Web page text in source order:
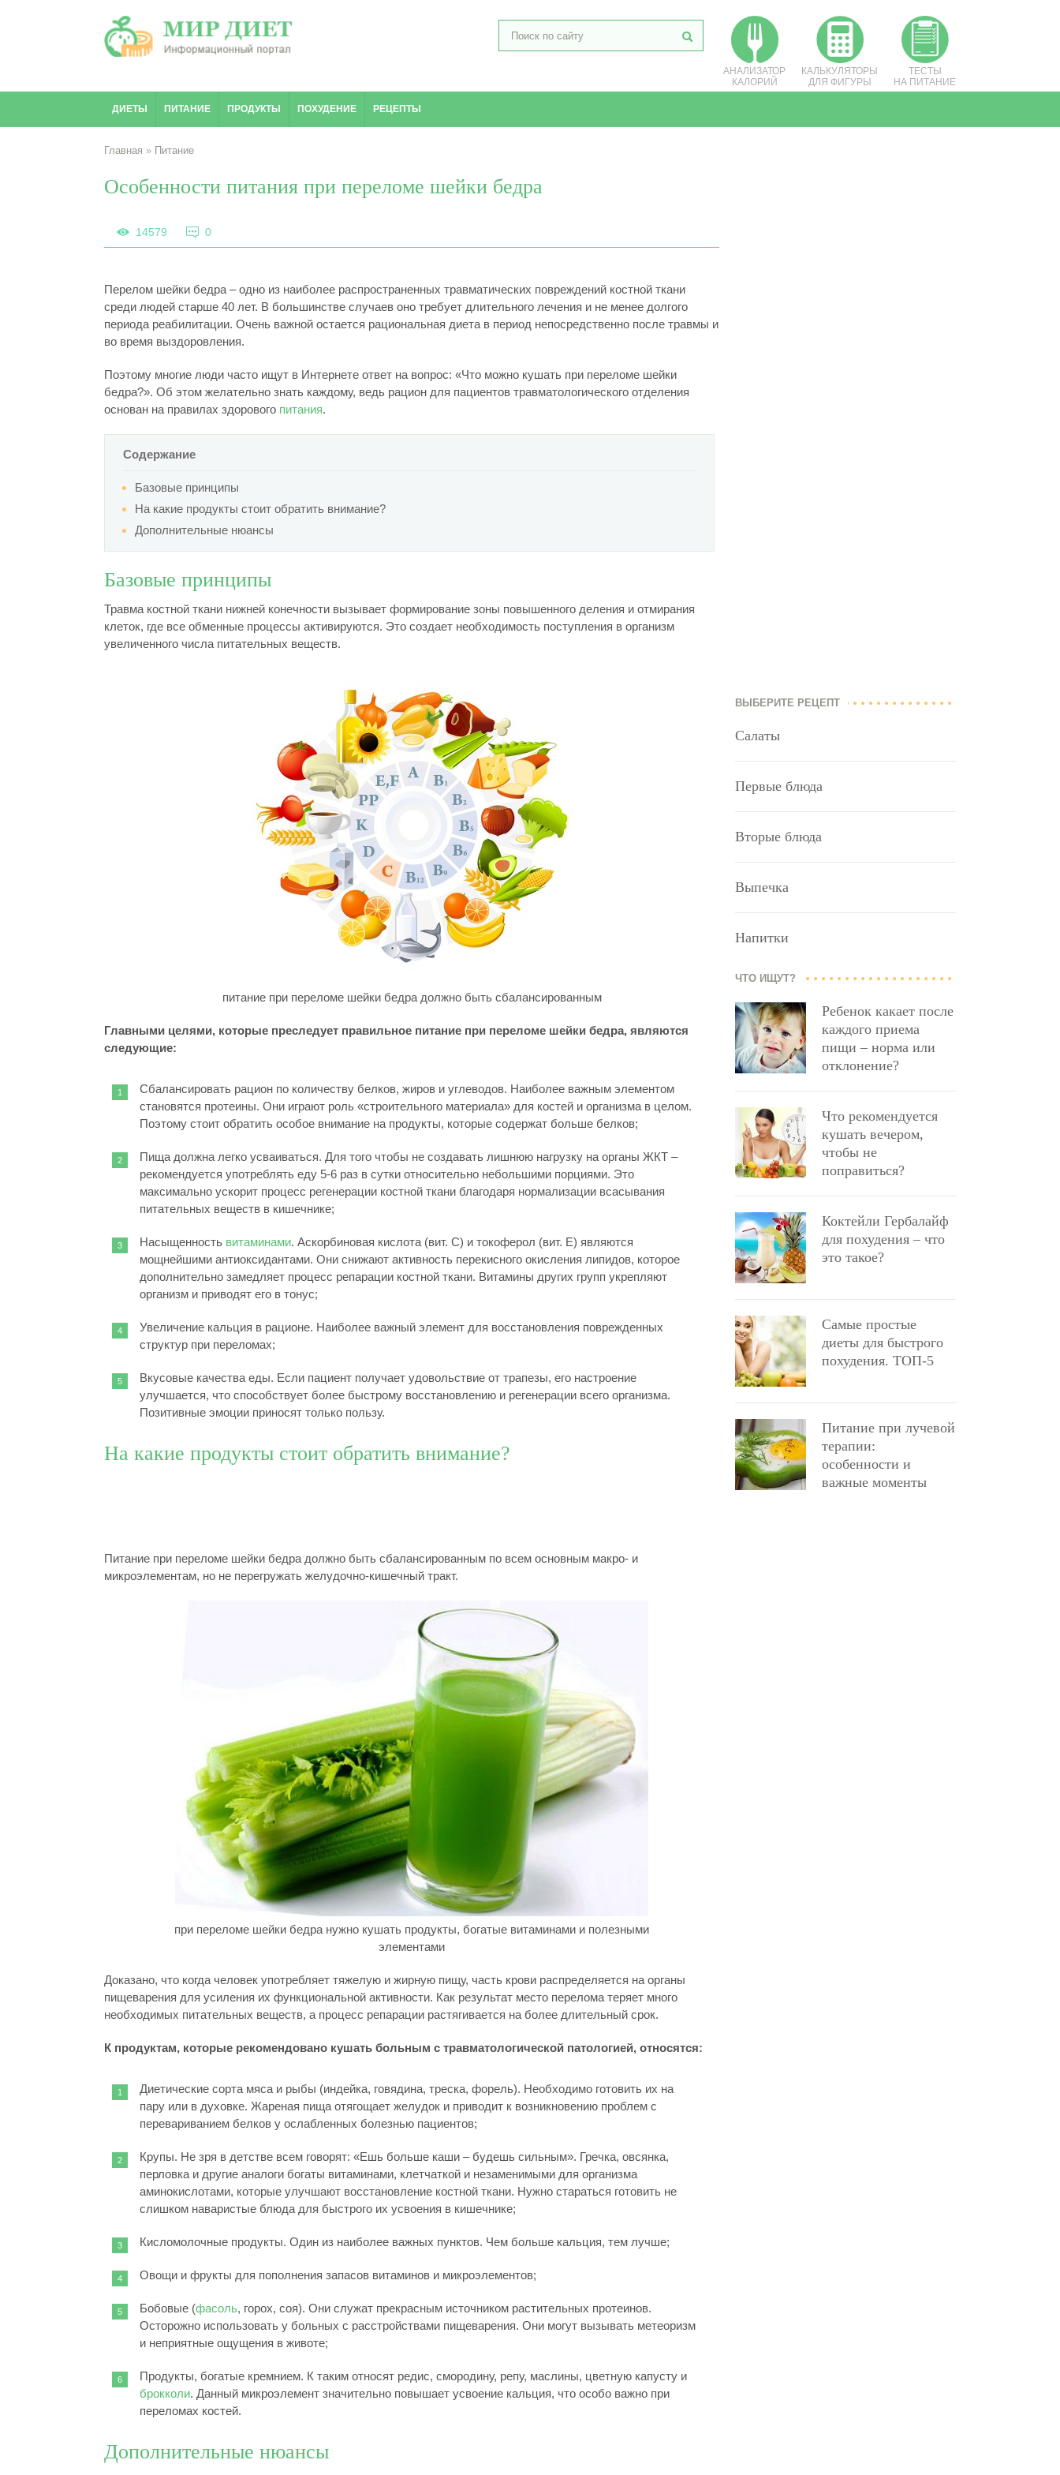
АНАЛИЗАТОР
КАЛОРИЙ
КАЛЬКУЛЯТОРЫ
ДЛЯ ФИГУРЫ
ТЕСТЫ
НА ПИТАНИЕ
ДИЕТЫ ПИТАНИЕ ПРОДУКТЫ ПОХУДЕНИЕ РЕЦЕПТЫ
Главная » Питание
Особенности питания при переломе шейки бедра
14579 0
Перелом шейки бедра – одно из наиболее распространенных травматических повреждений костной ткани
среди людей старше 40 лет. В большинстве случаев оно требует длительного лечения и не менее долгого
периода реабилитации. Очень важной остается рациональная диета в период непосредственно после травмы и
во время выздоровления.
Поэтому многие люди часто ищут в Интернете ответ на вопрос: «Что можно кушать при переломе шейки
бедра?». Об этом желательно знать каждому, ведь рацион для пациентов травматологического отделения
основан на правилах здорового питания.
Содержание
Базовые принципы
На какие продукты стоит обратить внимание?
Дополнительные нюансы
Базовые принципы
Травма костной ткани нижней конечности вызывает формирование зоны повышенного деления и отмирания
клеток, где все обменные процессы активируются. Это создает необходимость поступления в организм
увеличенного числа питательных веществ.
питание при переломе шейки бедра должно быть сбалансированным
Главными целями, которые преследует правильное питание при переломе шейки бедра, являются
следующие:
Сбалансировать рацион по количеству белков, жиров и углеводов. Наиболее важным элементом
становятся протеины. Они играют роль «строительного материала» для костей и организма в целом.
Поэтому стоит обратить особое внимание на продукты, которые содержат больше белков;
Пища должна легко усваиваться. Для того чтобы не создавать лишнюю нагрузку на органы ЖКТ –
рекомендуется употреблять еду 5-6 раз в сутки относительно небольшими порциями. Это
максимально ускорит процесс регенерации костной ткани благодаря нормализации всасывания
питательных веществ в кишечнике;
Насыщенность витаминами. Аскорбиновая кислота (вит. C) и токоферол (вит. E) являются
мощнейшими антиоксидантами. Они снижают активность перекисного окисления липидов, которое
дополнительно замедляет процесс репарации костной ткани. Витамины других групп укрепляют
организм и приводят его в тонус;
Увеличение кальция в рационе. Наиболее важный элемент для восстановления поврежденных
структур при переломах;
Вкусовые качества еды. Если пациент получает удовольствие от трапезы, его настроение
улучшается, что способствует более быстрому восстановлению и регенерации всего организма.
Позитивные эмоции приносят только пользу.
На какие продукты стоит обратить внимание?
Питание при переломе шейки бедра должно быть сбалансированным по всем основным макро- и
микроэлементам, но не перегружать желудочно-кишечный тракт.
при переломе шейки бедра нужно кушать продукты, богатые витаминами и полезными
элементами
Доказано, что когда человек употребляет тяжелую и жирную пищу, часть крови распределяется на органы
пищеварения для усиления их функциональной активности. Как результат место перелома теряет много
необходимых питательных веществ, а процесс репарации растягивается на более длительный срок.
К продуктам, которые рекомендовано кушать больным с травматологической патологией, относятся:
Диетические сорта мяса и рыбы (индейка, говядина, треска, форель). Необходимо готовить их на
пару или в духовке. Жареная пища отягощает желудок и приводит к возникновению проблем с
перевариванием белков у ослабленных болезнью пациентов;
Крупы. Не зря в детстве всем говорят: «Ешь больше каши – будешь сильным». Гречка, овсянка,
перловка и другие аналоги богаты витаминами, клетчаткой и незаменимыми для организма
аминокислотами, которые улучшают восстановление костной ткани. Нужно стараться готовить не
слишком наваристые блюда для быстрого их усвоения в кишечнике;
Кисломолочные продукты. Один из наиболее важных пунктов. Чем больше кальция, тем лучше;
Овощи и фрукты для пополнения запасов витаминов и микроэлементов;
Бобовые (фасоль, горох, соя). Они служат прекрасным источником растительных протеинов.
Осторожно использовать у больных с расстройствами пищеварения. Они могут вызывать метеоризм
и неприятные ощущения в животе;
Продукты, богатые кремнием. К таким относят редис, смородину, репу, маслины, цветную капусту и
брокколи. Данный микроэлемент значительно повышает усвоение кальция, что особо важно при
переломах костей.
Дополнительные нюансы
ВЫБЕРИТЕ РЕЦЕПТ
Салаты
Первые блюда
Вторые блюда
Выпечка
Напитки
ЧТО ИЩУТ?
Ребенок какает после
каждого приема
пищи – норма или
отклонение?
Что рекомендуется
кушать вечером,
чтобы не
поправиться?
Коктейли Гербалайф
для похудения – что
это такое?
Самые простые
диеты для быстрого
похудения. ТОП-5
Питание при лучевой
терапии:
особенности и
важные моменты